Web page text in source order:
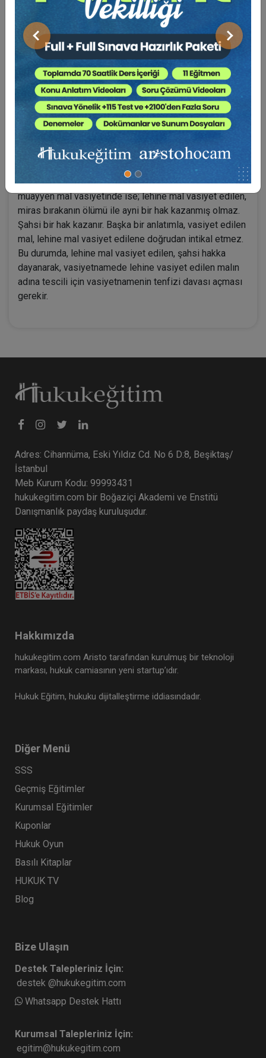
Önceki Sonraki
müteselsilen sorumludur.
Kural olarak, muris, ölüme bağlı tasarruf ile mirasçı
atayabilir veya muayyen mal vasiyetinde bulunabilir
(TMK.md; 516-517-519) TMK'nun 599/3 maddesi
uyarınca atanmış mirasçılar, mirası, miras bırakanın
ölümü ile kazanırlar.
mirasçılık belgesi verilmesi ile vasiyetname konusu
hakkın kendi adlarına geçirilmesini sağlayabilirler (Tapu
Tüzüğü m.21). Ancak, TMK'nun 517.maddesi uyarınca;
muayyen mal vasiyetinde ise; lehine mal vasiyet edilen,
miras bırakanın ölümü ile ayni bir hak kazanmış olmaz.
Şahsi bir hak kazanır. Başka bir anlatımla, vasiyet edilen
mal, lehine mal vasiyet edilene doğrudan intikal etmez.
Bu durumda, lehine mal vasiyet edilen, şahsi hakka
dayanarak, vasiyetnamede lehine vasiyet edilen malın
adına tescili için vasiyetnamenin tenfizi davası açması
gerekir.
Adres: Cihannüma, Eski Yıldız Cd. No 6 D:8, Beşiktaş/
İstanbul
Meb Kurum Kodu: 99993431
hukukegitim.com bir Boğaziçi Akademi ve Enstitü
Danışmanlık paydaş kuruluşudur.
Hakkımızda
hukukegitim.com Aristo tarafından kurulmuş bir teknoloji
markası, hukuk camiasının yeni startup’ıdır.
Hukuk Eğitim, hukuku dijitalleştirme iddiasındadır.
Diğer Menü
SSS
Geçmiş Eğitimler
Kurumsal Eğitimler
Kuponlar
Hukuk Oyun
Basılı Kitaplar
HUKUK TV
Blog
Bize Ulaşın
Destek Talepleriniz İçin:
destek @hukukegitim.com
Whatsapp Destek Hattı
Kurumsal Talepleriniz İçin:
egitim@hukukegitim.com